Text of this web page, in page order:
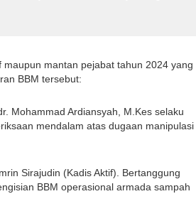
mantan pejabat tahun 2024 yang
BBM tersebut:
Mohammad Ardiansyah, M.Kes selaku
mendalam atas dugaan manipulasi
Sirajudin (Kadis Aktif). Bertanggung
BBM operasional armada sampah